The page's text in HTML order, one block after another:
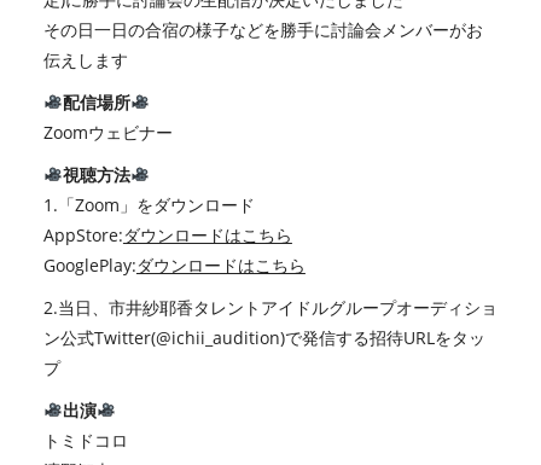
その日一日の合宿の様子などを勝手に討論会メンバーがお
伝えします
配信場所
Zoomウェビナー
視聴方法
1.「Zoom」をダウンロード
AppStore:ダウンロードはこちら
GooglePlay:ダウンロードはこちら
2.当日、市井紗耶香タレントアイドルグループオーディショ
ン公式Twitter(@ichii_audition)で発信する招待URLをタッ
プ
出演
トミドコロ